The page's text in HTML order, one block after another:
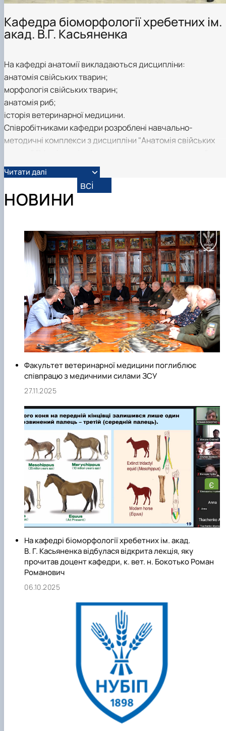
Кафедра біоморфології хребетних ім.
акад. В.Г. Касьяненка
На кафедрі анатомії викладаються дисципліни:
анатомія свійських тварин;
морфологія свійських тварин;
анатомія риб;
історія ветеринарної медицини.
Співробітниками кафедри розроблені навчально-
методичні комплекси з дисципліни "Анатомія свійських
"Анатомія риб", "Історія ветеринарної медицини", "Методи
морфологічних досліджень".
Наукова робота
Київська школа порівняльних анатомів. У 1924 р.
фундатором цієї школи став всесвітньовідомим
порівняльний анатом, професор, академік Броніслав
Олександрович Домбровський. Значний розвиток дали
школі, професор, академік АН УРСР Володимир
Касьяненко, професори Герман Олександрович
Гіммельрей, Станіслав Костянтинович Рудик та
Тимофійович Хомич. Нині Київська школа порівняльних
анатомів знана не лише в Україні, але й далеко за її
Читати далі
НОВИНИ
всі
Факультет ветеринарної медицини поглиблює
співпрацю з медичними силами ЗСУ
27.11.2025
На кафедрі біоморфології хребетних ім. акад.
В. Г. Касьяненка відбулася відкрита лекція, яку
прочитав доцент кафедри, к. вет. н. Бокотько Роман
Романович
06.10.2025